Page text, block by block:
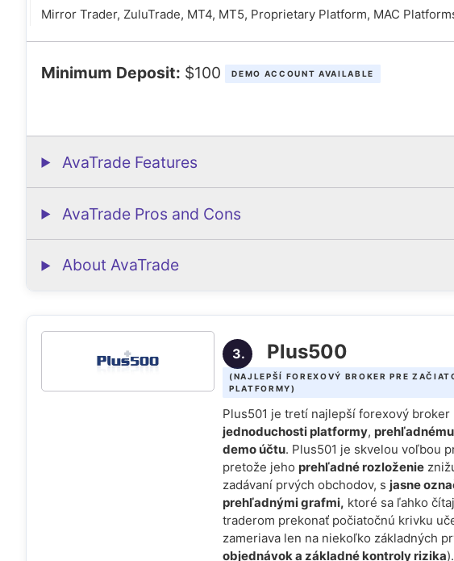
Mirror Trader, ZuluTrade, MT4, MT5, Proprietary Platform, MAC
Minimum Deposit: $100 DEMO ACCOUNT AVAILABLE
AvaTrade Features
AvaTrade Pros and Cons
About AvaTrade
3. Plus500
(NAJLEPŠÍ FOREXOVÝ BROKER PRE
PLATFORMY)
Plus501 je tretí najlepší forexový
jednoduchosti platformy,
demo účtu. Plus501 je skvelou voľbou
pretože jeho prehľadné rozloženie
zadávaní prvých obchodov, s jasne
prehľadnými grafmi, ktoré sa ľahko
traderom prekonať počiatočnú krivku
zameriava len na niekoľko základných
objednávok a základné kontroly rizika).